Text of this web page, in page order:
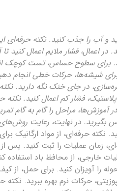
و آب را جذب کنید. نکته
در اعمال، فشار ملایم اعمال
برای سطوح حساس، تست کوچک
شیشه‌ها، حرکات خطی انجام
در جای خنک نگه دارید.
فشار کم اعمال کنید. نکته
آموزش‌ها، مراحل را گام به گام
بگیرید. در نهایت، رعایت روش‌های
ترکیب کنید. نکته حرفه‌ای، از مواد
زمان عملیات را ثبت کنید. پس
خارجی، از محافظ باد استفاده
را آویزان کنید. برای حمل، از
حرکات نرم بهره ببرید.